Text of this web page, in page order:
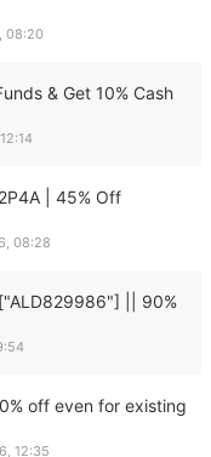
08:20
& Get 10% Cash
| 45% Off
08:28
|| 90%
off even for existing
12:35